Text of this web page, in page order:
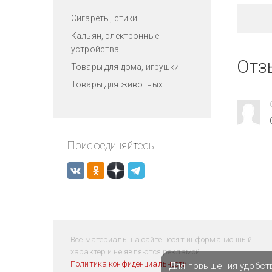
Сигареты, стики
Кальян, электронные
устройства
Товары для дома, игрушки
Товары для животных
Присоединяйтесь!
Все материалы на сайте носят информационный
характер и не являются рекламой.
Политика конфиденциальностиДля повышения